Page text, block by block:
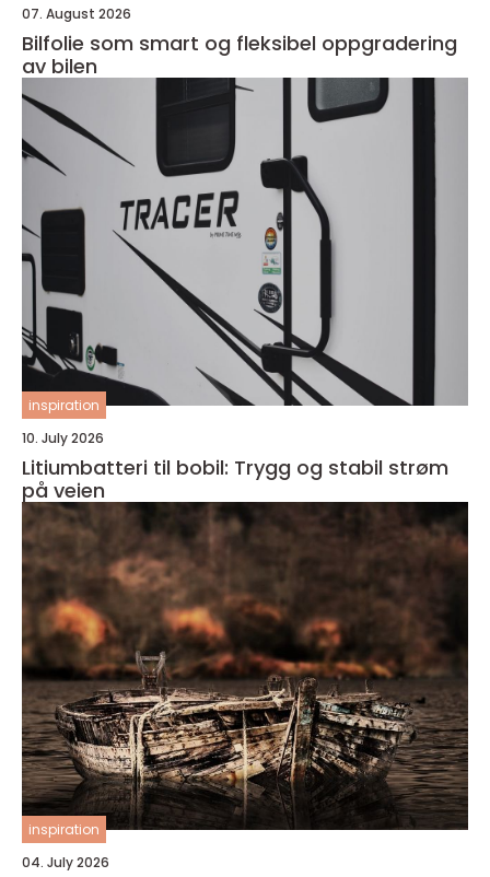
07. August 2026
Bilfolie som smart og fleksibel oppgradering
av bilen
inspiration
10. July 2026
Litiumbatteri til bobil: Trygg og stabil strøm
på veien
inspiration
04. July 2026